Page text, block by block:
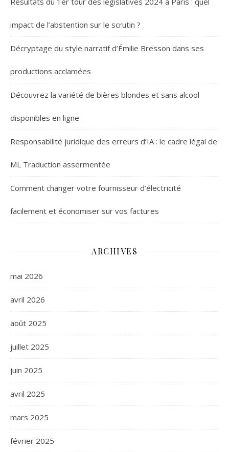
impact de l’abstention sur le scrutin ?
Décryptage du style narratif d’Émilie Bresson dans ses
productions acclamées
Découvrez la variété de bières blondes et sans alcool
disponibles en ligne
Responsabilité juridique des erreurs d’IA : le cadre légal de
ML Traduction assermentée
Comment changer votre fournisseur d’électricité
facilement et économiser sur vos factures
ARCHIVES
mai 2026
avril 2026
août 2025
juillet 2025
juin 2025
avril 2025
mars 2025
février 2025